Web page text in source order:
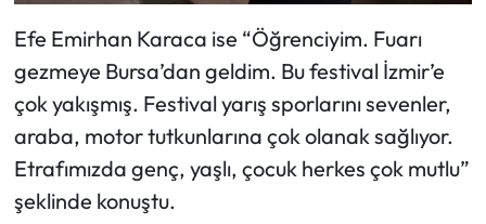
Efe Emirhan Karaca ise “Öğrenciyim. Fuarı
gezmeye Bursa’dan geldim. Bu festival İzmir’e
çok yakışmış. Festival yarış sporlarını sevenler,
araba, motor tutkunlarına çok olanak sağlıyor.
Etrafımızda genç, yaşlı, çocuk herkes çok mutlu”
şeklinde konuştu.